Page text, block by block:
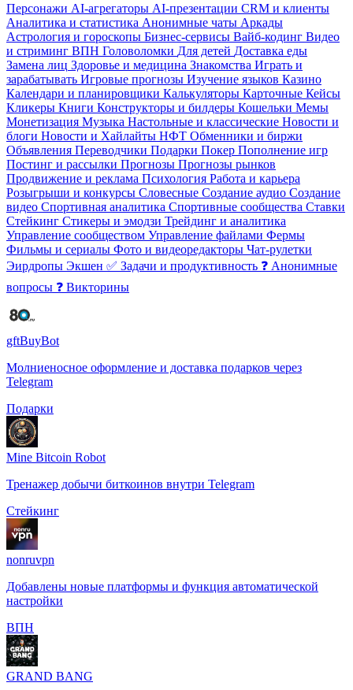
Персонажи AI-агрегаторы AI-презентации CRM и клиенты
Аналитика и статистика ️Анонимные чаты ️Аркады
Астрология и гороскопы Бизнес-сервисы Вайб-кодинг Видео
и стриминг ️ВПН Головоломки Для детей Доставка еды
Замена лиц Здоровье и медицина Знакомства Играть и
зарабатывать Игровые прогнозы Изучение языков Казино
Календари и планировщики Калькуляторы Карточные Кейсы
Кликеры Книги Конструкторы и билдеры Кошельки Мемы
Монетизация Музыка Настольные и классические Новости и
блоги Новости и Хайлайты НФТ Обменники и биржи
Объявления Переводчики Подарки Покер Пополнение игр
Постинг и рассылки Прогнозы Прогнозы рынков
Продвижение и реклама Психология Работа и карьера
Розыгрыши и конкурсы Словесные Создание аудио Создание
видео Спортивная аналитика Спортивные сообщества Ставки
Стейкинг Стикеры и эмодзи Трейдинг и аналитика
Управление сообществом Управление файлами Фермы
Фильмы и сериалы Фото и видеоредакторы Чат-рулетки
Эирдропы Экшен ✅ Задачи и продуктивность ❓ Анонимные
вопросы ❓ Викторины
gftBuyBot
Молниеносное оформление и доставка подарков через
Telegram
Подарки
Mine Bitcoin Robot
Тренажер добычи биткоинов внутри Telegram
Стейкинг
nonruvpn
Добавлены новые платформы и функция автоматической
настройки
️ВПН
GRAND BANG